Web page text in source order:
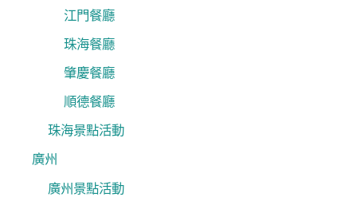
江門餐廳
珠海餐廳
肇慶餐廳
順德餐廳
珠海景點活動
廣州
廣州景點活動